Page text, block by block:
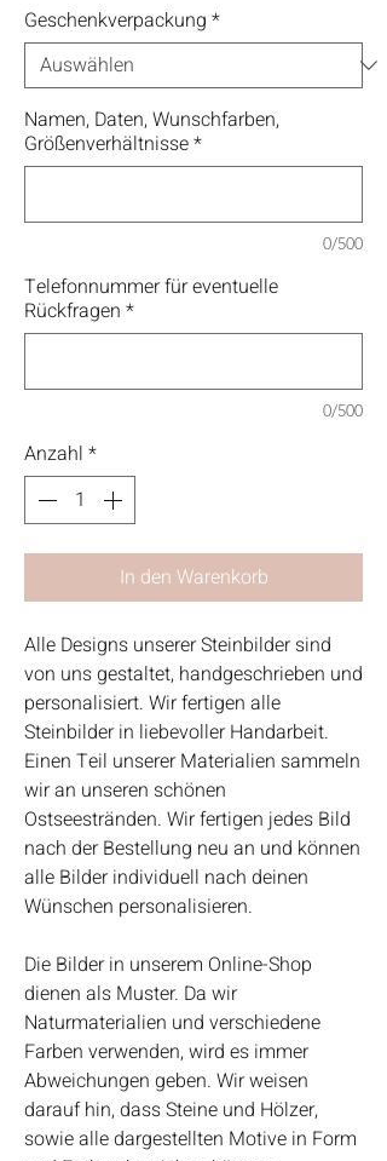
Geschenkverpackung *
Namen, Daten, Wunschfarben,
Größenverhältnisse*
0/500
Telefonnummer für eventuelle
Rückfragen *
0/500
Anzahl *
In den Warenkorb
Alle Designs unserer Steinbilder sind
von uns gestaltet, handgeschrieben und
personalisiert. Wir fertigen alle
Steinbilder in liebevoller Handarbeit.
Einen Teil unserer Materialien sammeln
wir an unseren schönen
Ostseestränden. Wir fertigen jedes Bild
nach der Bestellung neu an und können
alle Bilder individuell nach deinen
Wünschen personalisieren.
Die Bilder in unserem Online-Shop
dienen als Muster. Da wir
Naturmaterialien und verschiedene
Farben verwenden, wird es immer
Abweichungen geben. Wir weisen
darauf hin, dass Steine und Hölzer,
sowie alle dargestellten Motive in Form